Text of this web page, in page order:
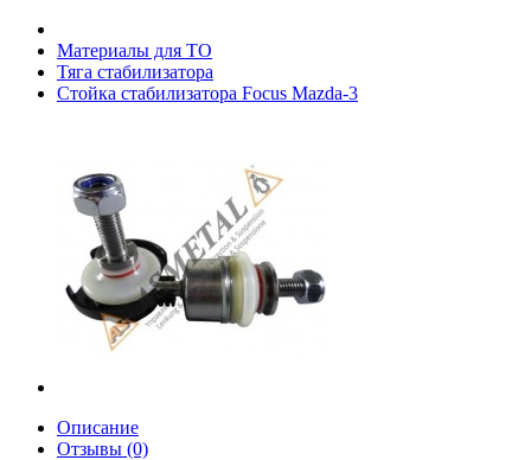
Материалы для ТО
Тяга стабилизатора
Стойка стабилизатора Focus Mazda-3
Описание
Отзывы (0)